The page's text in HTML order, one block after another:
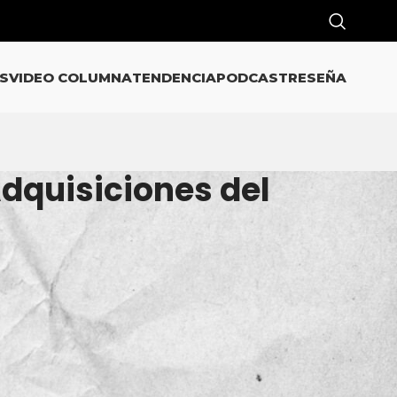
VIDEO COLUMNATENDENCIAPODCASTRESEÑA
del